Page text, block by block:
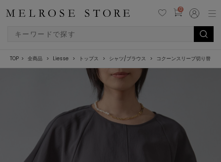
0
TOP 全商品 Liesse トップス シャツ/ブラウス コクーンスリーブ切り替え